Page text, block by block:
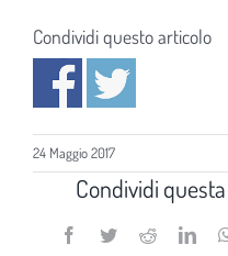
Condividi questo articolo
24 Maggio 2017
Condividi
Facebook
TwitterReddit